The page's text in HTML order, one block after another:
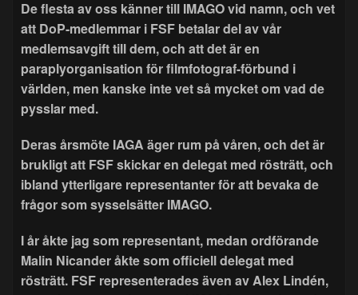
De flesta av oss känner till IMAGO vid namn, och vet
att DoP-medlemmar i FSF betalar del av vår
medlemsavgift till dem, och att det är en
paraplyorganisation för filmfotograf-förbund i
världen, men kanske inte vet så mycket om vad de
pysslar med.
Deras årsmöte IAGA äger rum på våren, och det är
brukligt att FSF skickar en delegat med rösträtt, och
ibland ytterligare representanter för att bevaka de
frågor som sysselsätter IMAGO.
I år åkte jag som representant, medan ordförande
Malin Nicander åkte som officiell delegat med
rösträtt. FSF representerades även av Alex Lindén,